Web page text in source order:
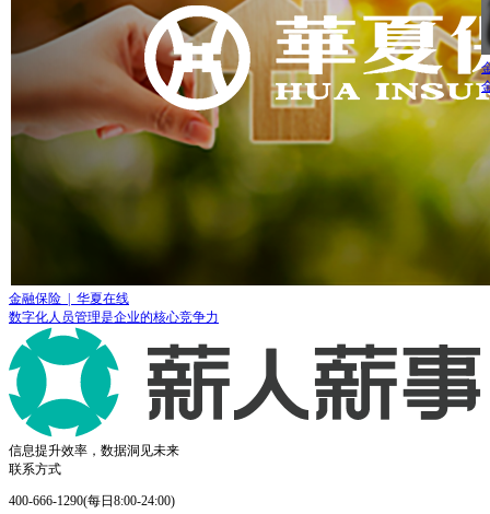
金融保险 | 华夏在线
数字化人员管理是企业的核心竞争力
信息提升效率，数据洞见未来
联系方式
400-666-1290(每日8:00-24:00)